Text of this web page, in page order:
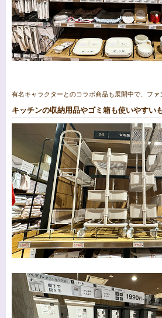
有名キャラクターとのコラボ商品も展開中で、ファ
キッチンの収納用品やゴミ箱も使いやすい